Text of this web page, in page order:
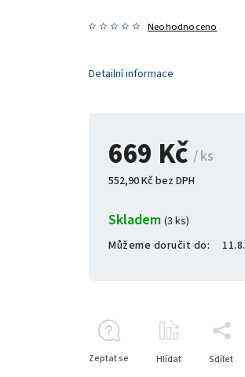
669 Kč / ks
552,90 Kč bez DPH
Skladem (3 ks)
Můžeme doručit do:
Neohodnoceno
Detailní informace
Zeptat se Hlídat Sdílet